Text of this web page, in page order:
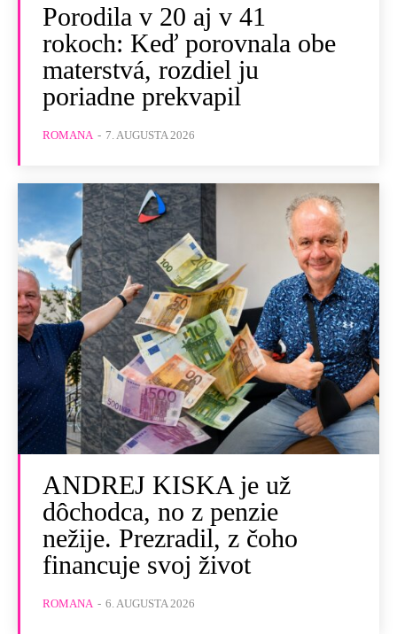
Porodila v 20 aj v 41
rokoch: Keď porovnala obe
materstvá, rozdiel ju
poriadne prekvapil
ROMANA - 7. AUGUSTA 2026
ANDREJ KISKA je už
dôchodca, no z penzie
nežije. Prezradil, z čoho
financuje svoj život
ROMANA - 6. AUGUSTA 2026